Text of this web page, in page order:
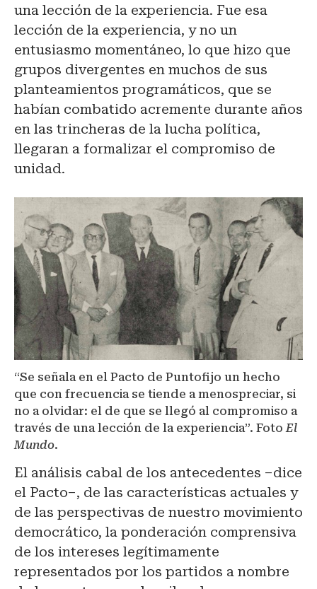
una lección de la experiencia. Fue esa
lección de la experiencia, y no un
entusiasmo momentáneo, lo que hizo que
grupos divergentes en muchos de sus
planteamientos programáticos, que se
habían combatido acremente durante años
en las trincheras de la lucha política,
llegaran a formalizar el compromiso de
unidad.
“Se señala en el Pacto de Puntofijo un hecho
que con frecuencia se tiende a menospreciar, si
no a olvidar: el de que se llegó al compromiso a
través de una lección de la experiencia”. Foto El
Mundo.
El análisis cabal de los antecedentes –dice
el Pacto–, de las características actuales y
de las perspectivas de nuestro movimiento
democrático, la ponderación comprensiva
de los intereses legítimamente
representados por los partidos a nombre